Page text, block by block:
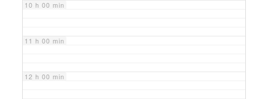
10 h 00 min
11 h 00 min
12 h 00 min